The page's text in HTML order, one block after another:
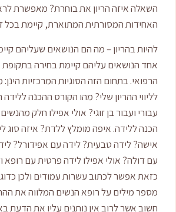
השאלה איזה הריון את בוחרת? מאפשרת
האחידות המסורתית המתוארת, קיימת בכל
להיות בהריון – מה הם הנושאים שעליהם
אחד הנושאים עליהם קיימת בחירה בתקופת
הרפואי. בתחום הזה הסוגיות המרכזיות
לליווי ההריון שלי? מהו הקורס ההכנה
עבורי ועבור בן זוגי? אולי אפילו חלק
הכנה ללידה. איפה מומלץ ללדת? איזה סוג
אישה? לידה טבעית? לידה עם אפידורל?
עם דולה? אולי אפילו לידה פרטית עם רופא
כזאת אפשר לכתוב עשרות עמודים ולכן
מספר מילים על רופא הנשים המלווה את
חשוב אשר לרוב אין נותנים עליו את הדעת